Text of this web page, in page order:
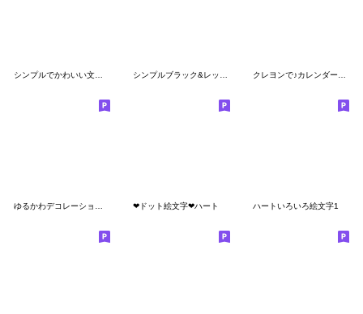
シンプルでかわいい文字★ シンプルブラック&レッド数字 クレヨンで♪カレンダー絵文字
❤ドット絵文字❤ハート ハートいろいろ絵文字1